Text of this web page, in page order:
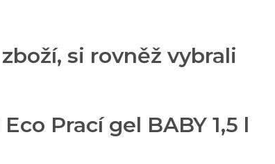
si rovněž vybrali
Prací gel BABY 1,5 l